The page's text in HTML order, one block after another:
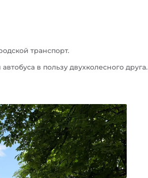
транспорт.
в пользу двухколесного друга.